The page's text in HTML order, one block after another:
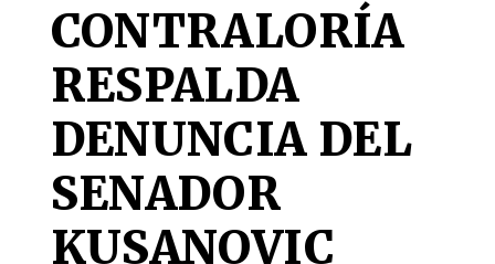
CONTRALORÍA
RESPALDA
DENUNCIA DEL
SENADOR
KUSANOVIC